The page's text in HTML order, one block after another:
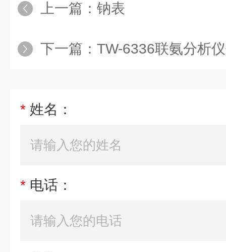
上一篇： 钠表
下一篇： TW-6336联氨分析
* 姓名：
* 电话：